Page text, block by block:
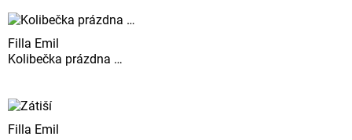
Filla Emil
Kolibečka prázdna …
Filla Emil